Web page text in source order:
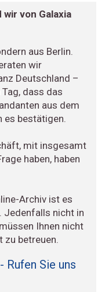
von Galaxia
aus Berlin.
wir
Deutschland –
dass das
aus dem
es bestätigen.
mit insgesamt
haben, haben
Archiv ist es
Jedenfalls nicht in
Ihnen nicht
zu betreuen.
Rufen Sie uns